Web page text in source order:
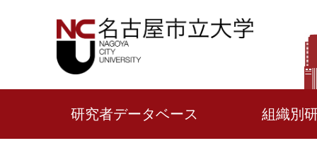
研究者データベース 組織別